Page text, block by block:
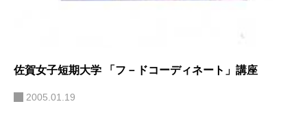
佐賀女子短期大学 「フ－ドコーディネート」講座
2005.01.19